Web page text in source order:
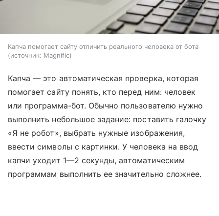
Капча помогает сайту отличить реального человека от бота
источник: Magnific
Капча — это автоматическая проверка, которая
помогает сайту понять, кто перед ним: человек
или программа-бот. Обычно пользователю нужно
выполнить небольшое задание: поставить галочку
«Я не робот», выбрать нужные изображения,
ввести символы с картинки. У человека на ввод
капчи уходит 1—2 секунды, автоматическим
программам выполнить ее значительно сложнее.